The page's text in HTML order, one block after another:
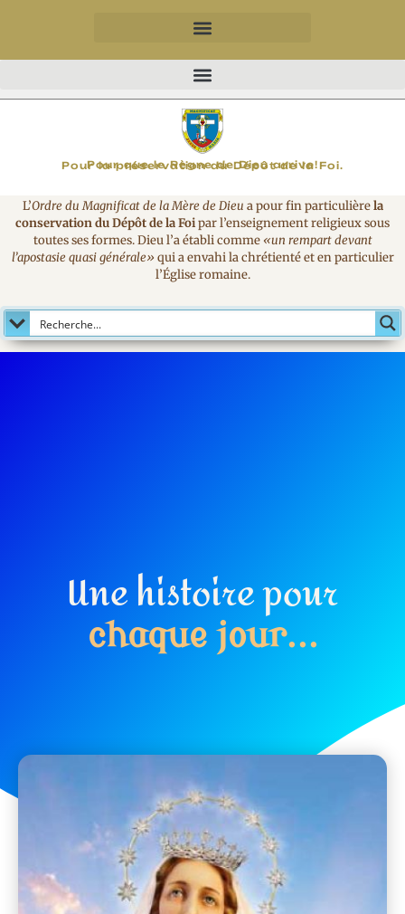
Pour la préservation du Dépôt de la Foi.
Pour que le Règne de Dieu arrive!
MAGNIFICAT
L’Ordre du Magnificat de la Mère de Dieu a pour fin particulièrela
conservation du Dépôt de la Foipar l’enseignement religieux sous
toutes ses formes. Dieu l’a établi comme«un rempart devant
l’apostasie quasi générale» qui a envahi la chrétienté et en particulier
l’Église romaine.
Une histoire pour
chaque jour...